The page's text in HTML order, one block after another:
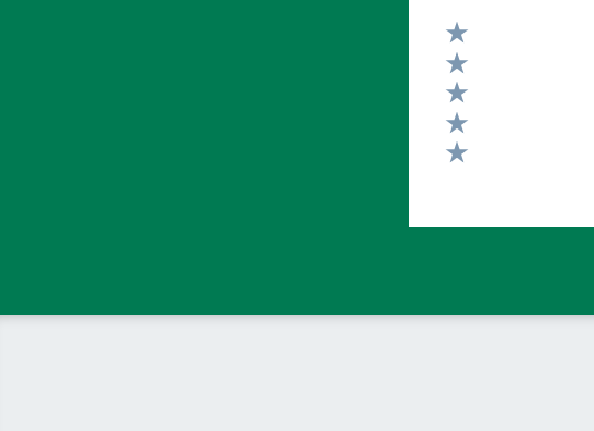
Valuta 5 stelle su 5
Valuta 4 stelle su 5
Valuta 3 stelle su 5
Valuta 2 stelle su 5